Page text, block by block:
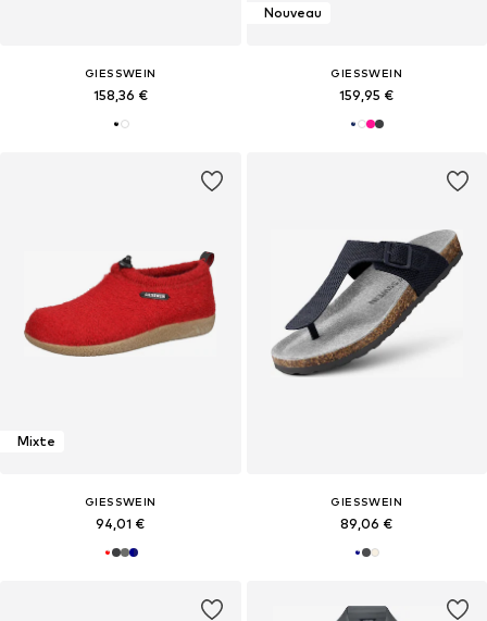
GIESSWEIN
158,36 €
Nouveau
GIESSWEIN
159,95 €
Mixte
GIESSWEIN
94,01 €
GIESSWEIN
89,06 €